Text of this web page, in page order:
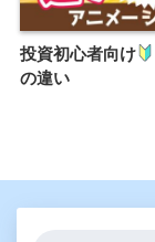
投資初心者向け
の違い